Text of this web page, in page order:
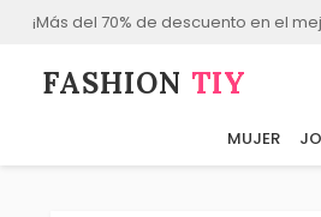
¡Más del 70% de descuento en el
FASHION⁠ TIY
MUJER